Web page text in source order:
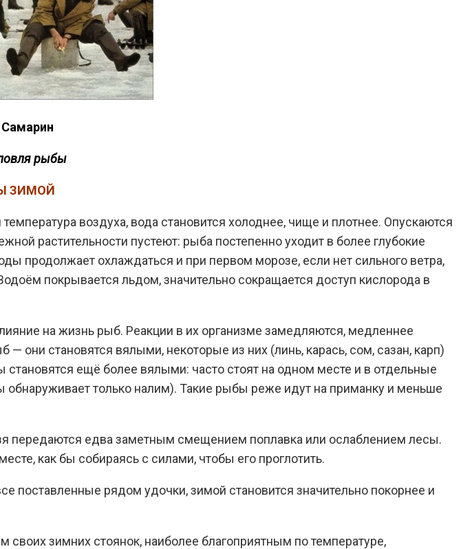
рыбы
ЗИМОЙ
воздуха, вода становится холоднее, чище и плотнее. Опускаются
растительности пустеют: рыба постепенно уходит в более глубокие
продолжает охлаждаться и при первом морозе, если нет сильного ветра,
покрывается льдом, значительно сокращается доступ кислорода в
на жизнь рыб. Реакции в их организме замедляются, медленнее
они становятся вялыми, некоторые из них (линь, карась, сом, сазан, карп)
ещё более вялыми: часто стоят на одном месте и в отдельные
только налим). Такие рыбы реже идут на приманку и меньше
передаются едва заметным смещением поплавка или ослаблением лесы.
как бы собираясь с силами, чтобы его проглотить.
поставленные рядом удочки, зимой становится значительно покорнее и
зимних стоянок, наиболее благоприятным по температуре,